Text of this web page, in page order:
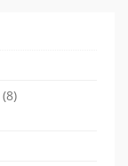
(8)